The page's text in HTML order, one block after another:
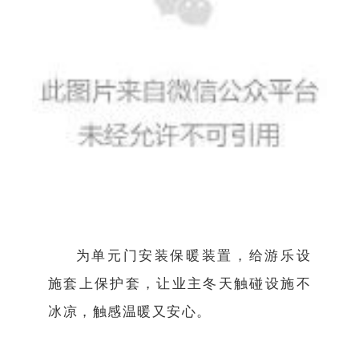
为单元门安装保暖装置，给游乐设
施套上保护套，让业主冬天触碰设施不
冰凉，触感温暖又安心。